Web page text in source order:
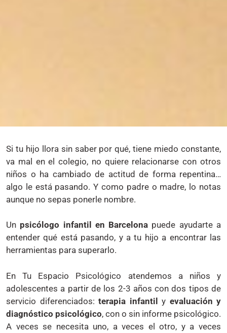
Si tu hijo llora sin saber por qué, tiene miedo constante,
va mal en el colegio, no quiere relacionarse con otros
niños o ha cambiado de actitud de forma repentina…
algo le está pasando. Y como padre o madre, lo notas
aunque no sepas ponerle nombre.
Un psicólogo infantil en Barcelona puede ayudarte a
entender qué está pasando, y a tu hijo a encontrar las
herramientas para superarlo.
En Tu Espacio Psicológico atendemos a niños y
adolescentes a partir de los 2-3 años con dos tipos de
servicio diferenciados: terapia infantil y evaluación y
diagnóstico psicológico, con o sin informe psicológico.
A veces se necesita uno, a veces el otro, y a veces